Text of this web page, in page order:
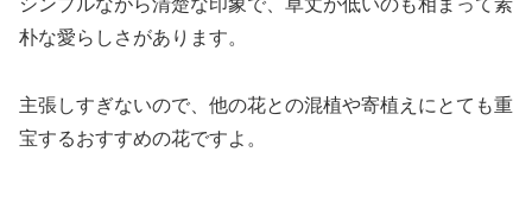
シンプルながら清楚な印象で、草丈が低いのも相まって素
朴な愛らしさがあります。
主張しすぎないので、他の花との混植や寄植えにとても重
宝するおすすめの花ですよ。